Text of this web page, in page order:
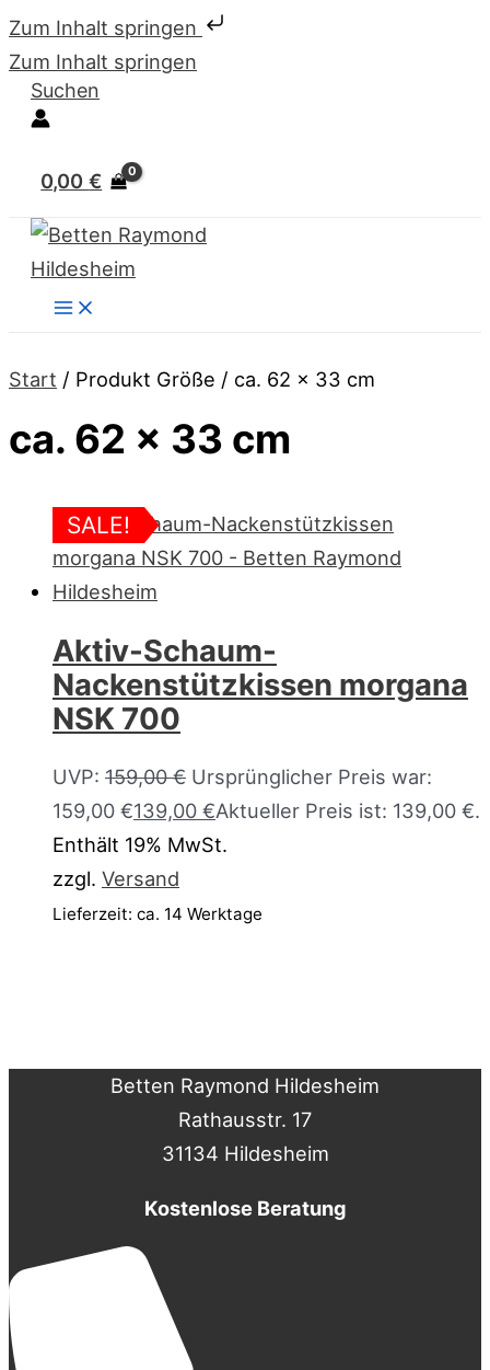
Zum Inhalt springen
Zum Inhalt springen
Suchen
0,00€
Start / Produkt Größe / ca. 62 x 33 cm
ca. 62 x 33 cm
SALE!
Aktiv-Schaum-
Nackenstützkissen morgana
NSK 700
UVP: 159,00€ Ursprünglicher Preis war:
159,00 €139,00 €Aktueller Preis ist: 139,00 €.
Enthält 19% MwSt.
zzgl. Versand
Lieferzeit: ca. 14 Werktage
Betten Raymond Hildesheim
Rathausstr. 17
31134 Hildesheim
Kostenlose Beratung